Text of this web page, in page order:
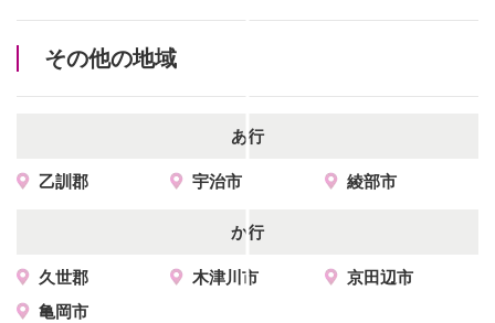
その他の地域
あ行
乙訓郡 宇治市 綾部市
か行
久世郡 木津川市
京田辺市
亀岡市